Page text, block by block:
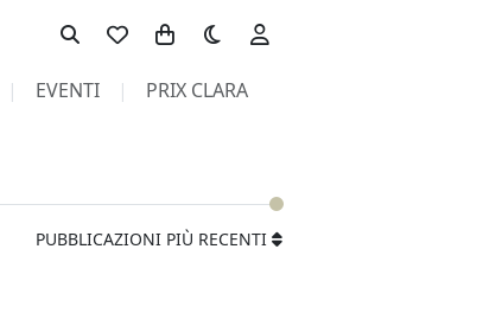
Toggle theme
EVENTI PRIX CLARA
PUBBLICAZIONI PIÙ RECENTI